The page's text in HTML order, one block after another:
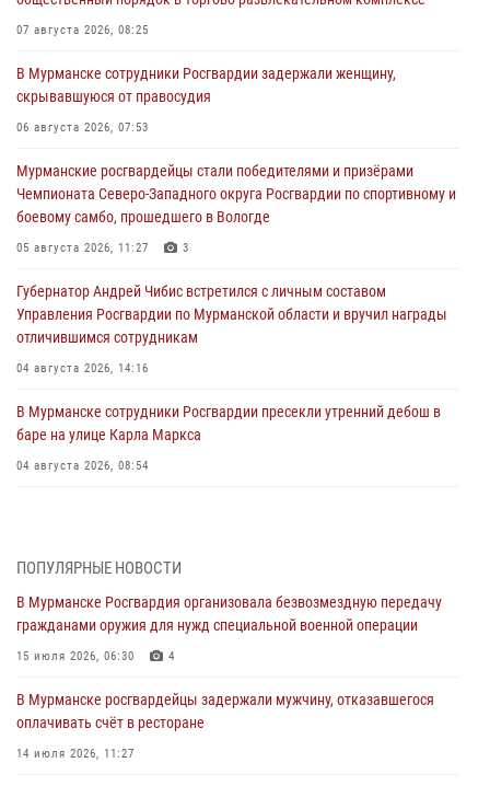
07 августа 2026, 08:25
В Мурманске сотрудники Росгвардии задержали женщину,
скрывавшуюся от правосудия
06 августа 2026, 07:53
Мурманские росгвардейцы стали победителями и призёрами
Чемпионата Северо-Западного округа Росгвардии по спортивному и
боевому самбо, прошедшего в Вологде
05 августа 2026, 11:27 3
Губернатор Андрей Чибис встретился с личным составом
Управления Росгвардии по Мурманской области и вручил награды
отличившимся сотрудникам
04 августа 2026, 14:16
В Мурманске сотрудники Росгвардии пресекли утренний дебош в
баре на улице Карла Маркса
04 августа 2026, 08:54
03 августа 2026, 12:23 4
Сотрудники вневедомственной охраны Росгвардии пресекли
хулиганские действия дебошира на автозаправочной станции
города Кандалакши
Сотрудники Росгвардии провели инструктаж по
антитеррористической защищенности для членов избирательных
ПОПУЛЯРНЫЕ НОВОСТИ
В Мурманске Росгвардия организовала безвозмездную передачу
гражданами оружия для нужд специальной военной операции
15 июля 2026, 06:30 4
В Мурманске росгвардейцы задержали мужчину, отказавшегося
оплачивать счёт в ресторане
14 июля 2026, 11:27